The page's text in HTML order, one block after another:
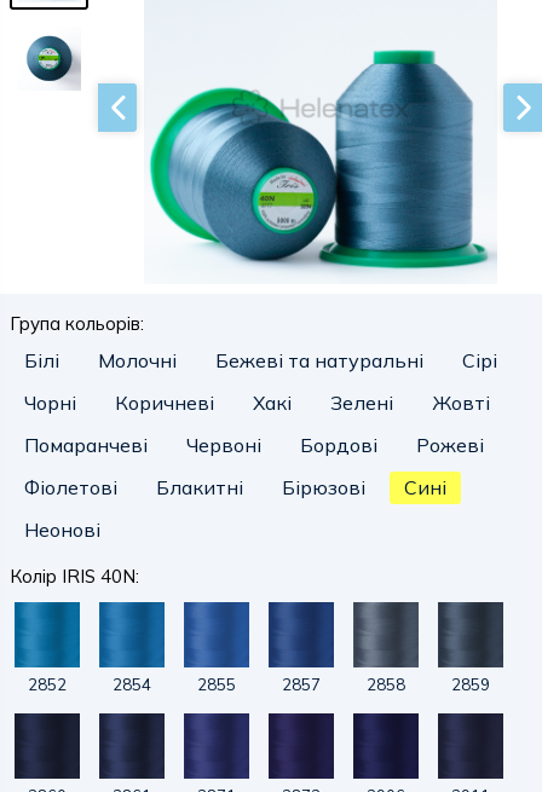
Група кольорів:
Білі Молочні Бежеві та натуральні
Сірі
Чорні
Коричневі Хакі Зелені
Жовті
Помаранчеві
Червоні Бордові
Рожеві
Фіолетові
Блакитні Бірюзові
Сині
Неонові
Колір IRIS 40N:
2852 2854 2855 2857 2858 2859